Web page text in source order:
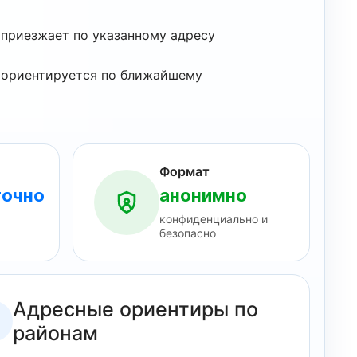
по указанному адресу
по ближайшему
Формат
анонимно
конфиденциально и
безопасно
Адресные ориентиры по
районам